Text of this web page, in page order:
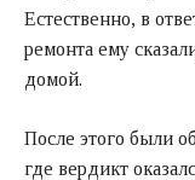
Естественно, в
ремонта ему
домой.
После этого были
где вердикт